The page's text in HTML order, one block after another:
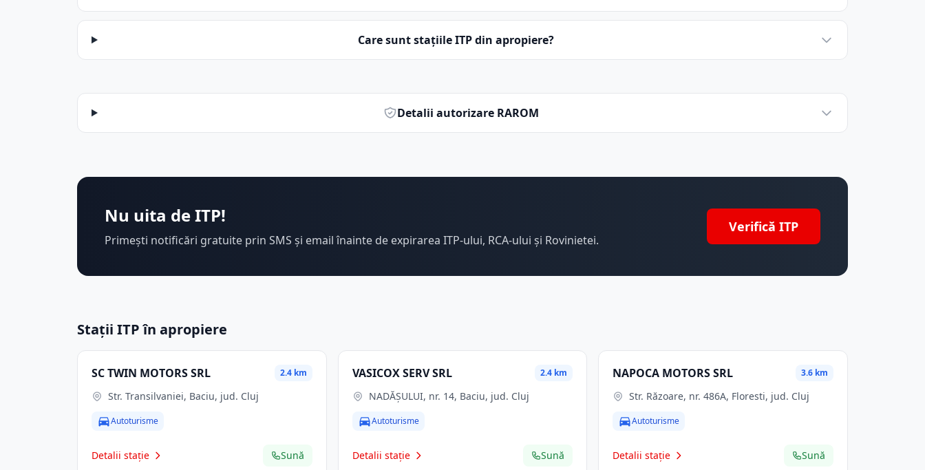
Care sunt stațiile ITP din apropiere?
Detalii autorizare RAROM
Nu uita de ITP!
Primești notificări gratuite prin SMS și email înainte de expirarea ITP-ului, RCA-ului și Rovinietei.
Verifică ITP
Stații ITP în apropiere
SC TWIN MOTORS SRL 2.4 km
Str. Transilvaniei, Baciu, jud. Cluj
Autoturisme
Detalii stație Sună
VASICOX SERV SRL 2.4 km
NADĂȘULUI, nr. 14, Baciu, jud. Cluj
Autoturisme
Detalii stație Sună
NAPOCA MOTORS SRL 3.6 km
Str. Răzoare, nr. 486A, Floresti, jud. Cluj
Autoturisme
Detalii stație Sună